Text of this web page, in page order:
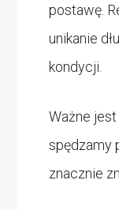
postawę.
unikanie
kondycji.
Ważne
spędzamy
znacznie